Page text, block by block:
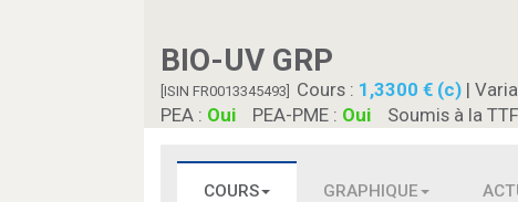
BIO-UV GRP
[ISIN FR0013345493] Cours : 1,3300 € (c) |
PEA : Oui PEA-PME : Oui Soumis à la
COURS GRAPHIQUE